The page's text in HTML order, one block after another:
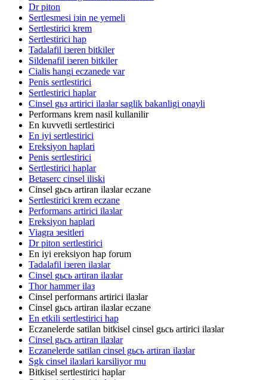
Dr piton
Sertlesmesi iзin ne yemeli
Sertlestirici krem
Sertlestirici hap
Tadalafil iзeren bitkiler
Sildenafil iзeren bitkiler
Cialis hangi eczanede var
Penis sertlestirici
Sertlestirici haplar
Cinsel gьз artirici ilaзlar saglik bakanligi onayli
Performans krem nasil kullanilir
En kuvvetli sertlestirici
En iyi sertlestirici
Ereksiyon haplari
Penis sertlestirici
Sertlestirici haplar
Betaserc cinsel iliski
Cinsel gьcь artiran ilaзlar eczane
Sertlestirici krem eczane
Performans artirici ilaзlar
Ereksiyon haplari
Viagra зesitleri
Dr piton sertlestirici
En iyi ereksiyon hap forum
Tadalafil iзeren ilaзlar
Cinsel gьcь artiran ilaзlar
Thor hammer ilaз
Cinsel performans artirici ilaзlar
Cinsel gьcь artiran ilaзlar eczane
En etkili sertlestirici hap
Eczanelerde satilan bitkisel cinsel gьcь artirici ilaзlar
Cinsel gьcь artiran ilaзlar
Eczanelerde satilan cinsel gьcь artiran ilaзlar
Sgk cinsel ilaзlari karsiliyor mu
Bitkisel sertlestirici haplar